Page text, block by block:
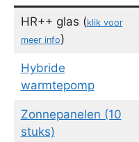
HR++ glas (klik voor
meer info)
Hybride
warmtepomp
Zonnepanelen (10
stuks)